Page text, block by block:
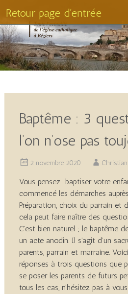
Retour page d'entrée
Baptême : 3
l’on n’ose pas
2 novembre 2020
Vous pensez baptiser votre
commencé les démarches
Préparation, choix du parrain et
cela peut faire naître des
C’est bien naturel ; le baptême
un acte anodin. Il s’agit d’un
parents, parrain et marraine.
réponses à trois questions que
se poser les parents de futurs
tous les cas, n’hésitez pas à